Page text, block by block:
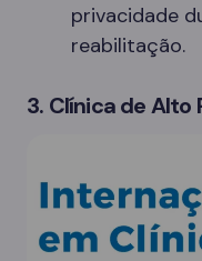
privacidade
reabilitação.
3. Clínica de Alto